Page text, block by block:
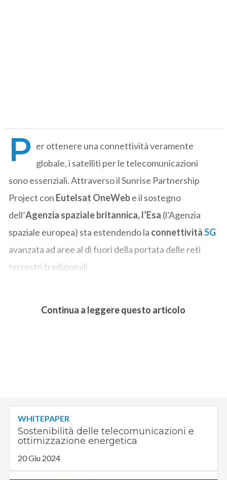
P er ottenere una connettività veramente
globale, i satelliti per le telecomunicazioni
sono essenziali. Attraverso il Sunrise Partnership
Project con Eutelsat OneWebe il sostegno
dell’Agenzia spaziale britannica, l’Esa (l’Agenzia
spaziale europea) sta estendendo la connettività5G
avanzata ad aree al di fuori della portata delle reti
terrestri tradizionali.
Continua a leggere questo articolo
WHITEPAPER
Sostenibilità delle telecomunicazioni e
ottimizzazione energetica
20 Giu 2024